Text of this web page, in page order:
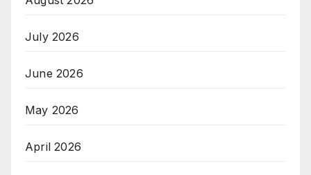
July 2026
June 2026
May 2026
April 2026